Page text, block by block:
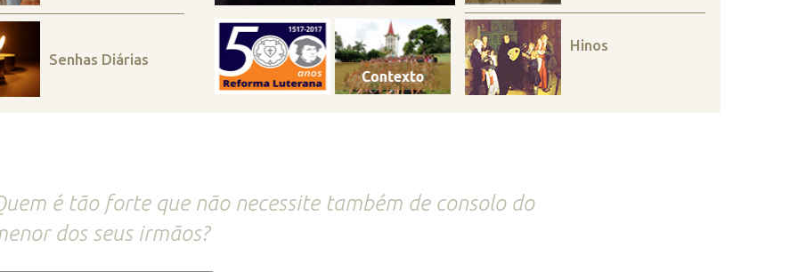
Senhas Diárias
Hinos
é tão forte que não necessite também de consolo do
dos seus irmãos?